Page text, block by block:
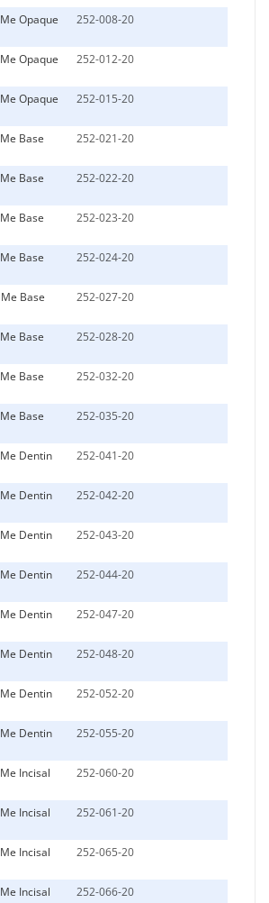
Me Opaque
252-008-20
Me Opaque
252-012-20
Me Opaque
252-015-20
Me Base
252-021-20
Me Base
252-022-20
Me Base
252-023-20
Me Base
252-024-20
Me Base
252-027-20
Me Base
252-028-20
Me Base
252-032-20
Me Base
252-035-20
Me Dentin
252-041-20
Me Dentin
252-042-20
Me Dentin
252-043-20
Me Dentin
252-044-20
Me Dentin
252-047-20
Me Dentin
252-048-20
Me Dentin
252-052-20
Me Dentin
252-055-20
Me Incisal
252-060-20
Me Incisal
252-061-20
Me Incisal
252-065-20
Me Incisal
252-066-20